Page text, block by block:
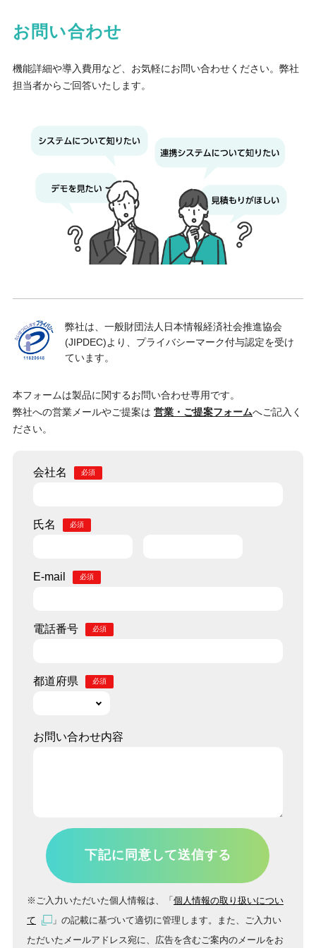
お問い合わせ
機能詳細や導入費用など、お気軽にお問い合わせください。弊社
担当者からご回答いたします。
弊社は、一般財団法人日本情報経済社会推進協会
(JIPDEC)より、プライバシーマーク付与認定を受け
ています。
本フォームは製品に関するお問い合わせ専用です。
弊社への営業メールやご提案は 営業・ご提案フォームへご記入く
ださい。
会社名
氏名
E-mail
電話番号
都道府県
お問い合わせ内容
※ご入力いただいた個人情報は、「 個人情報の取り扱いについ
て
」の記載に基づいて適切に管理します。また、ご入力い
ただいたメールアドレス宛に、広告を含むご案内のメールをお